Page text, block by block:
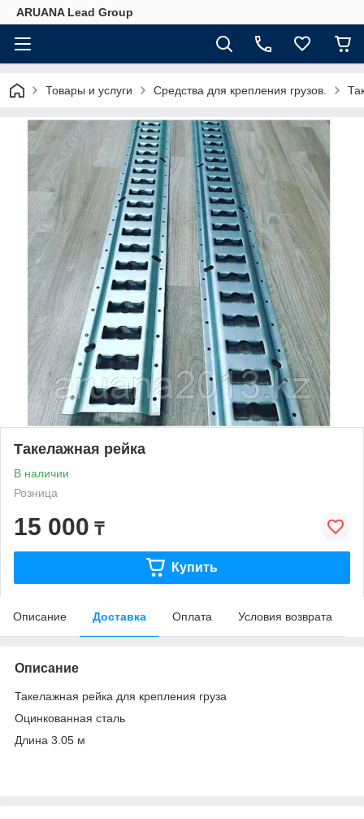
ARUANA Lead Group
Товары и услуги Средства для крепления грузов.
Такелажная рейка
В наличии
Розница
15 000 ₸
Купить
Описание Доставка Оплата Условия возврата
Описание
Такелажная рейка для крепления груза
Оцинкованная сталь
Длина 3.05 м